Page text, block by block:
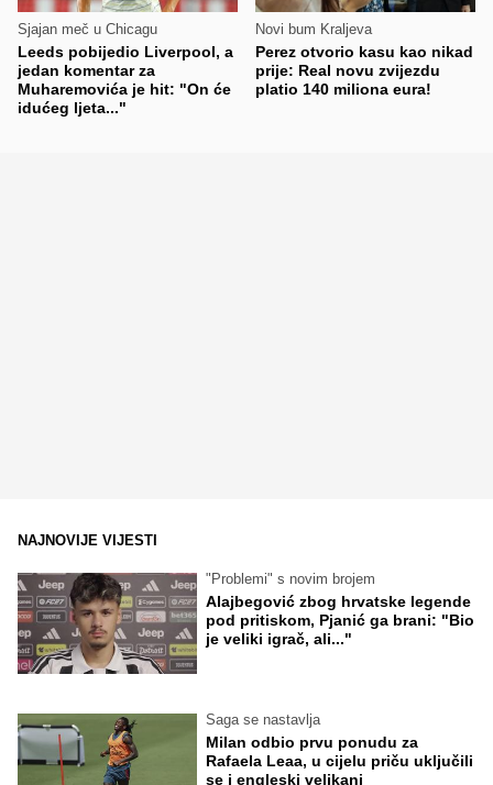
Sjajan meč u Chicagu
Leeds pobijedio Liverpool, a
jedan komentar za
Muharemovića je hit: "On će
idućeg ljeta..."
Novi bum Kraljeva
Perez otvorio kasu kao nikad
prije: Real novu zvijezdu
platio 140 miliona eura!
NAJNOVIJE VIJESTI
"Problemi" s novim brojem
Alajbegović zbog hrvatske legende
pod pritiskom, Pjanić ga brani: "Bio
je veliki igrač, ali..."
Saga se nastavlja
Milan odbio prvu ponudu za
Rafaela Leaa, u cijelu priču uključili
se i engleski velikani